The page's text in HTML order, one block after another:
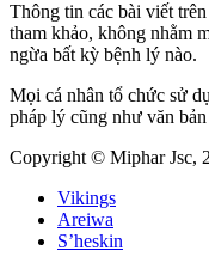
Thông tin các bài viết
tham khảo, không nhằm
ngừa bất kỳ bệnh lý nào.
Mọi cá nhân tổ chức sử
pháp lý cũng như văn
Copyright © Miphar Jsc,
Vikings
Areiwa
S’heskin